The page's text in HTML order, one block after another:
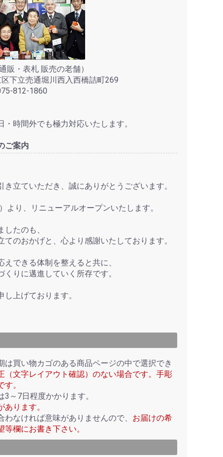
・表札 販売の老舗）
下立売通堀川西入西橋詰町269
812-1860
時間外でも極力対応いたします。
ご案内
立ていただき、誠にありがとうございます。
より、リニューアルオープンいたします。
たのも、
のおかげと、心より感謝いたしております。
できる体制を整えると共に、
りに邁進していく所存です。
上げております。
は買い物カゴのある商品ページの中で選択でき
（文字レイアウト確認）のない場合です。手彫
。
～7日程度かかります。
ります。
なければ意味がありませんので、 お届けの希
欄にお書き下さい。